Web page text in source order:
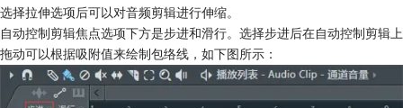
选择拉伸选项后可以对音频剪辑进行伸缩。
自动控制剪辑焦点选项下方是步进和滑行。选择步进后在自动控制剪辑上
拖动可以根据吸附值来绘制包络线，如下图所示：